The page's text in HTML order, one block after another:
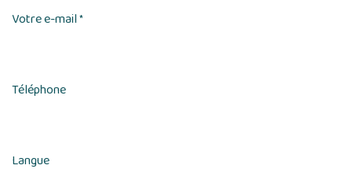
Votre e-mail*
Téléphone
Langue